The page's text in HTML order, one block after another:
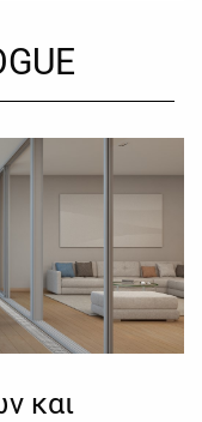
και